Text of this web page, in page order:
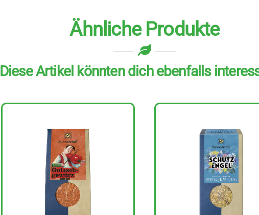
Ähnliche Produkte
Diese Artikel könnten dich ebenfalls